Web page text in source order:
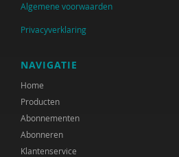
Algemene voorwaarden
Privacyverklaring
NAVIGATIE
Home
Producten
Abonnementen
Abonneren
Klantenservice